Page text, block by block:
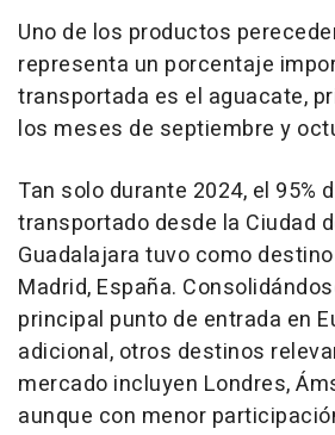
Uno de los productos
representa un porcentaje
transportada es el aguacate,
los meses de septiembre y
Tan solo durante 2024, el 95%
transportado desde la Ciudad
Guadalajara tuvo como
Madrid, España.
principal punto de entrada en
adicional, otros destinos
mercado incluyen Londres,
aunque con menor